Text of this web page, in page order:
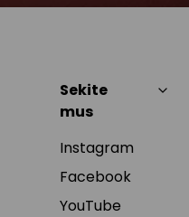
Sekite
mus
Instagram
Facebook
YouTube